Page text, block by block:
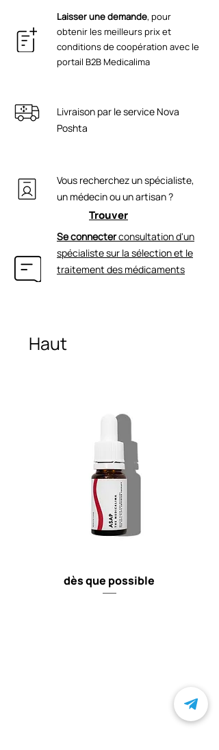
la peau en profondeur, a un effet
régénérant et active le rajeunissement
du gène cellulaire. Régénération
préparatoire de l'épiderme pour
restaurer la structure des cellules à ADN
triéthanolamine, allantoïne,
diméthylisosorbide, laurocapram,
Kianetic (citrate d'argent, citrate de
zinc, citrate de cuivre), Dermaxyl
PEG-10, palmitoyl hexapeptide-12),
caprylylglycol, acide citrique, arginine
Laisser une demande, pour
obtenir les meilleurs prix et
conditions de coopération avec le
portail B2B Medicalima
Livraison par le service Nova
Poshta
Vous recherchez un spécialiste,
un médecin ou un artisan ?
Trouver
Se connecterconsultation d'un
spécialiste sur la sélection et le
traitement des médicaments
Haut
dès que possible